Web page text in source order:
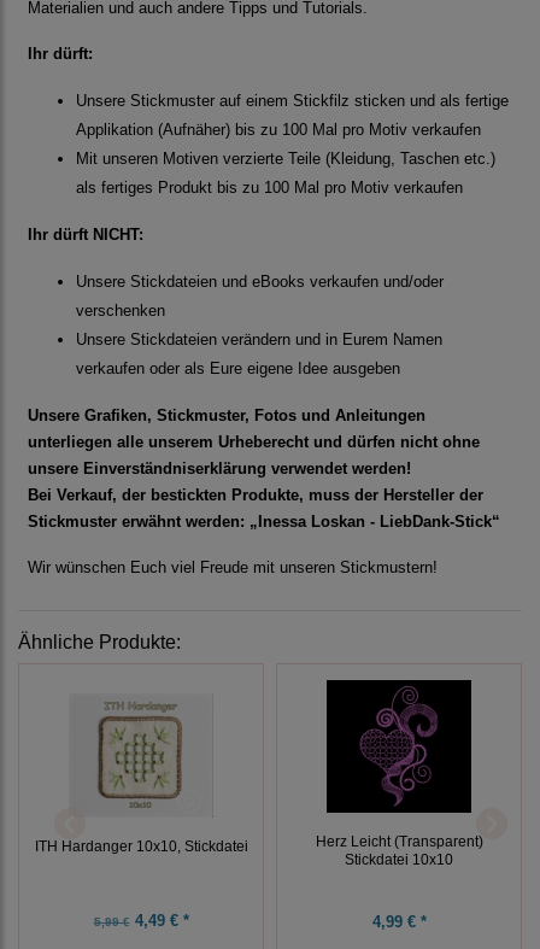
Materialien und auch andere Tipps und Tutorials.
Ihr dürft:
Unsere Stickmuster auf einem Stickfilz sticken und als fertige
Applikation (Aufnäher) bis zu 100 Mal pro Motiv verkaufen
Mit unseren Motiven verzierte Teile (Kleidung, Taschen etc.)
als fertiges Produkt bis zu 100 Mal pro Motiv verkaufen
Ihr dürft NICHT:
Unsere Stickdateien und eBooks verkaufen und/oder
verschenken
Unsere Stickdateien verändern und in Eurem Namen
verkaufen oder als Eure eigene Idee ausgeben
Unsere Grafiken, Stickmuster, Fotos und Anleitungen
unterliegen alle unserem Urheberecht und dürfen nicht ohne
unsere Einverständniserklärung verwendet werden!
Bei Verkauf, der bestickten Produkte, muss der Hersteller der
Stickmuster erwähnt werden: „Inessa Loskan - LiebDank-Stick“
Wir wünschen Euch viel Freude mit unseren Stickmustern!
Ähnliche Produkte:
ITH Hardanger 10x10, Stickdatei
5,99 €4,49 € *
Herz Leicht (Transparent)
Stickdatei 10x10
4,99 € *